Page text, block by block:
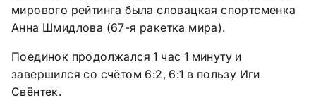
мирового рейтинга была словацкая спортсменка
Анна Шмидлова (67-я ракетка мира).
Поединок продолжался 1 час 1 минуту и
завершился со счётом 6:2, 6:1 в пользу Иги
Свёнтек.